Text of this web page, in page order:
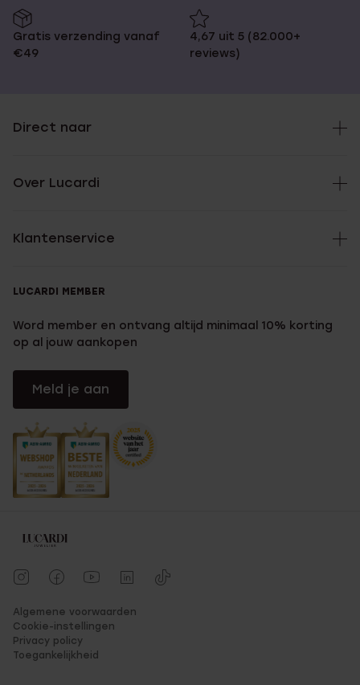
Gratis verzending vanaf
€49
4,67 uit 5 (82.000+
reviews)
Direct naar
Over Lucardi
Klantenservice
LUCARDI MEMBER
Word member en ontvang altijd minimaal 10% korting
op al jouw aankopen
Meld je aan
Algemene voorwaarden
Cookie-instellingen
Privacy policy
Toegankelijkheid